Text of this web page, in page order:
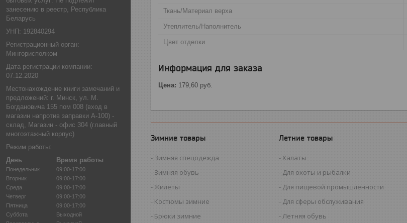
занесению в реестр, Республика
Беларусь
УНП: 192840294
Регистрационный орган:
Мингорисполком
Дата регистрации компании:
07.12.2020
Местонахождение книги замечаний и
предложений: г. Минск, ул. М.
Богдановича 155 пом 008 (вход в
магазин напротив заправки А-100) -
склад, Магазин - офис 304 (главный
многоэтажный корпус)
Режим работы:
День
Время работы
Понедельник
09:00-17:00
Вторник
09:00-17:00
Среда
09:00-17:00
Четверг
09:00-17:00
Пятница
09:00-17:00
Суббота
Выходной
Ткань/Материал верха
Утеплитель/Наполнитель
Цвет отделки
Информация для заказа
Цена: 179,60 руб.
Зимние товары
Зимняя спецодежда
Зимняя обувь
Жилеты
Костюмы зимние
Брюки зимние
Летние товары
Халаты
Для охоты и рыбалки
Для пищевой промышленности
Для сферы обслуживания
Летняя обувь